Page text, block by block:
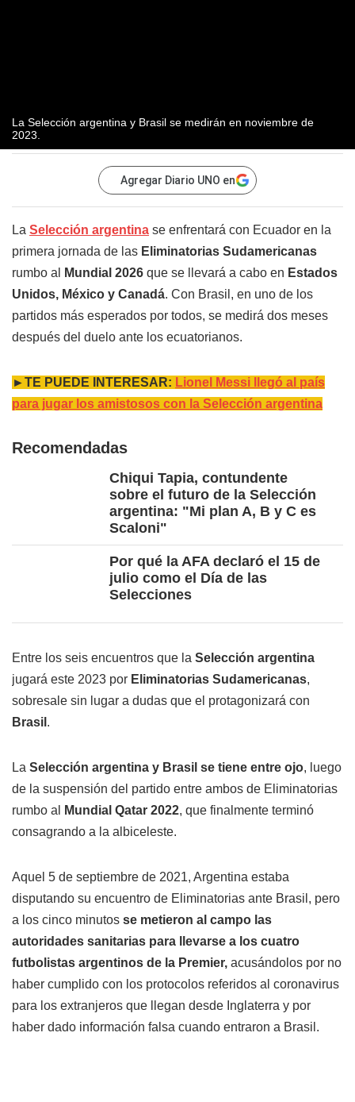
La Selección argentina y Brasil se medirán en noviembre de
2023.
Agregar Diario UNO en
La Selección argentina se enfrentará con Ecuador en la
primera jornada de las Eliminatorias Sudamericanas
rumbo al
Mundial 2026 que se llevará a cabo en Estados
Unidos, México y Canadá. Con Brasil, en uno de los
partidos más esperados por todos, se medirá dos meses
después del duelo ante los ecuatorianos.
►TE PUEDE INTERESAR: Lionel Messi llegó al país
para jugar los amistosos con la Selección argentina
Recomendadas
Chiqui Tapia, contundente
sobre el futuro de la Selección
argentina: "Mi plan A, B y C es
Scaloni"
Por qué la AFA declaró el 15 de
julio como el Día de las
Selecciones
Entre los seis encuentros que la Selección argentina
jugará este 2023 por Eliminatorias Sudamericanas,
sobresale sin lugar a dudas que el protagonizará con
Brasil .
La Selección argentina y Brasil se tiene entre ojo, luego
de la suspensión del partido entre ambos de Eliminatorias
rumbo al
Mundial Qatar 2022, que finalmente terminó
consagrando a la albiceleste.
Aquel 5 de septiembre de 2021, Argentina estaba
disputando su encuentro de Eliminatorias ante Brasil, pero
a los cinco minutos se metieron al campo las
autoridades sanitarias para llevarse a los cuatro
futbolistas argentinos de la Premier, acusándolos por no
haber cumplido con los protocolos referidos al coronavirus
para los extranjeros que llegan desde Inglaterra y por
haber dado información falsa cuando entraron a Brasil.